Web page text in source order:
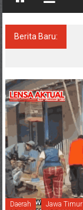
Berita Baru:
Daerah Jawa Timur